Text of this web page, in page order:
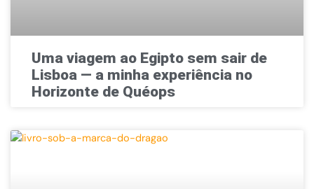
Uma viagem ao Egipto sem sair de
Lisboa — a minha experiência no
Horizonte de Quéops